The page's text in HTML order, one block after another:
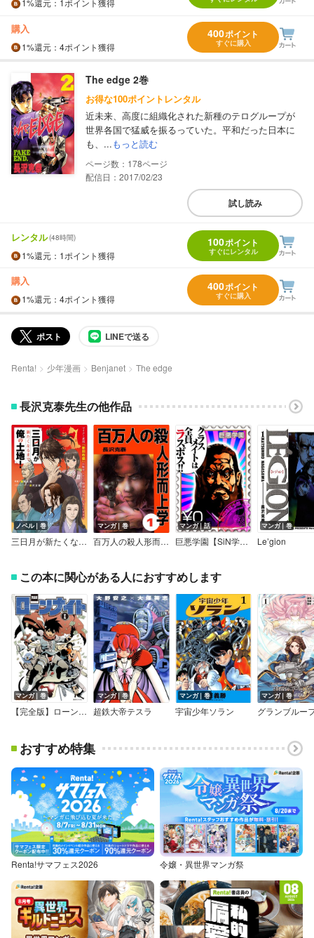
1%還元 ：1ポイント獲得
購入
1%還元 ：4ポイント獲得
400ポイント
すぐに購入
The edge 2巻
お得な100ポイントレンタル
近未来、高度に組織化された新種のテログループが
世界各国で猛威を振るっていた。平和だった日本に
も、...もっと読む
178
配信日：2017/02/23
試し読み
レンタル(48時間)
1%還元 ：1ポイント獲得
100ポイント
すぐにレンタル
購入
1%還元 ：4ポイント獲得
400ポイント
すぐに購入
ポスト LINEで送る
Renta! 少年漫画 Benjanet The edge
長沢克泰先生の他作品
ノベル｜巻
三日月が新たくなるまで俺の土地！
マンガ｜巻
百万人の殺人形而上学
マンガ｜話
巨悪学園【SiN学期】 分冊版
マンガ｜巻
Le’gion
この本に関心がある人におすすめします
マンガ｜巻
【完全版】ローンナイト
マンガ｜巻
超鉄大帝テスラ
マンガ｜巻
宇宙少年ソラン
マンガ｜巻
おすすめ特集
Renta!サマフェス2026 令嬢・異世界マンガ祭